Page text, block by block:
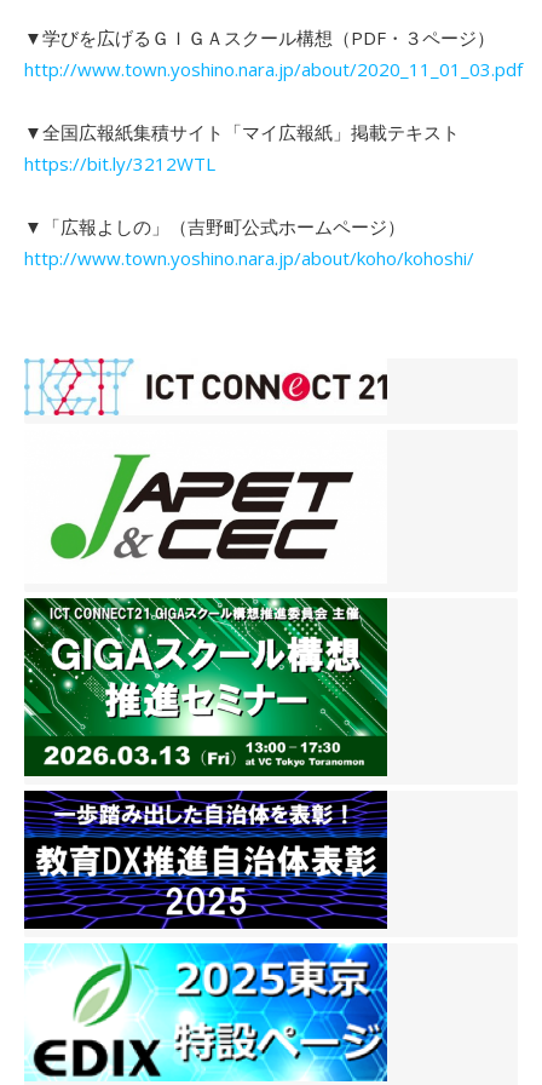
▼学びを広げるＧＩＧＡスクール構想（PDF・３ページ）
http://www.town.yoshino.nara.jp/about/2020_11_01_03.pdf
▼全国広報紙集積サイト「マイ広報紙」掲載テキスト
https://bit.ly/3212WTL
▼「広報よしの」（吉野町公式ホームページ）
http://www.town.yoshino.nara.jp/about/koho/kohoshi/